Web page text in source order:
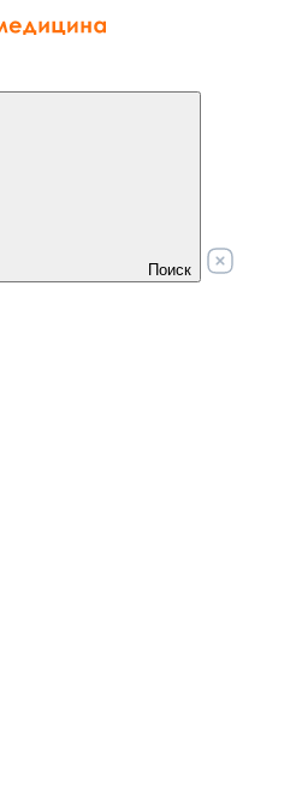
Поиск